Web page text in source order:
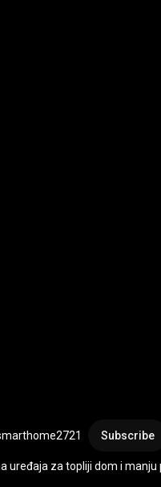
Subscribe
uređaja za topliji dom i manju